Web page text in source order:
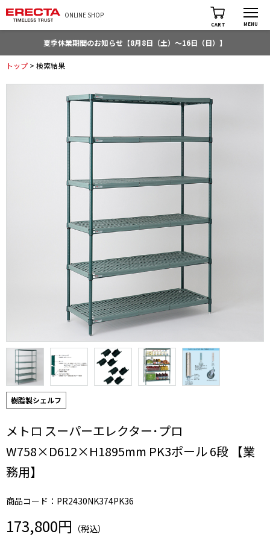
ONLINE SHOP
CART MENU
夏季休業期間のお知らせ【8月8日（土）～16日（日）】
トップ > 検索結果
樹脂製シェルフ
メトロ スーパーエレクター･プロ
W758×D612×H1895mm PK3ポール 6段 【業
務用】
商品コード：PR2430NK374PK36
173,800円 （税込）